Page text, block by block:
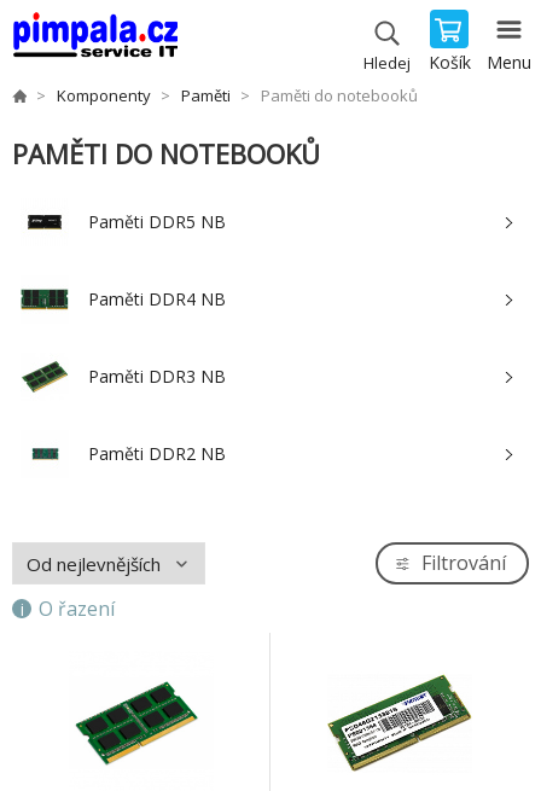
Hledej Košík Menu
Komponenty Paměti Paměti do notebooků
PAMĚTI DO NOTEBOOKŮ
Paměti DDR5 NB
Paměti DDR4 NB
Paměti DDR3 NB
Paměti DDR2 NB
O řazení
Filtrování